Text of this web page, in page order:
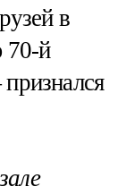
в
70-й